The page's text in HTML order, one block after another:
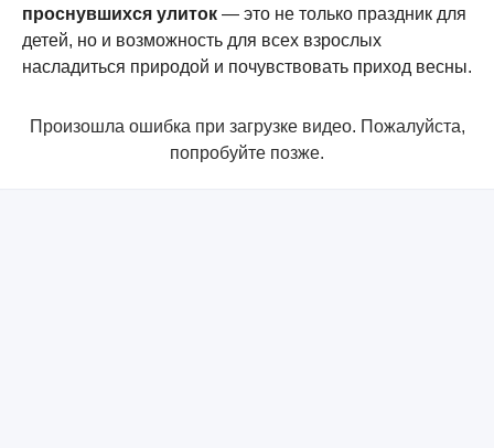
проснувшихся улиток — это не только праздник для
детей, но и возможность для всех взрослых
насладиться природой и почувствовать приход весны.
Произошла ошибка при загрузке видео. Пожалуйста,
попробуйте позже.